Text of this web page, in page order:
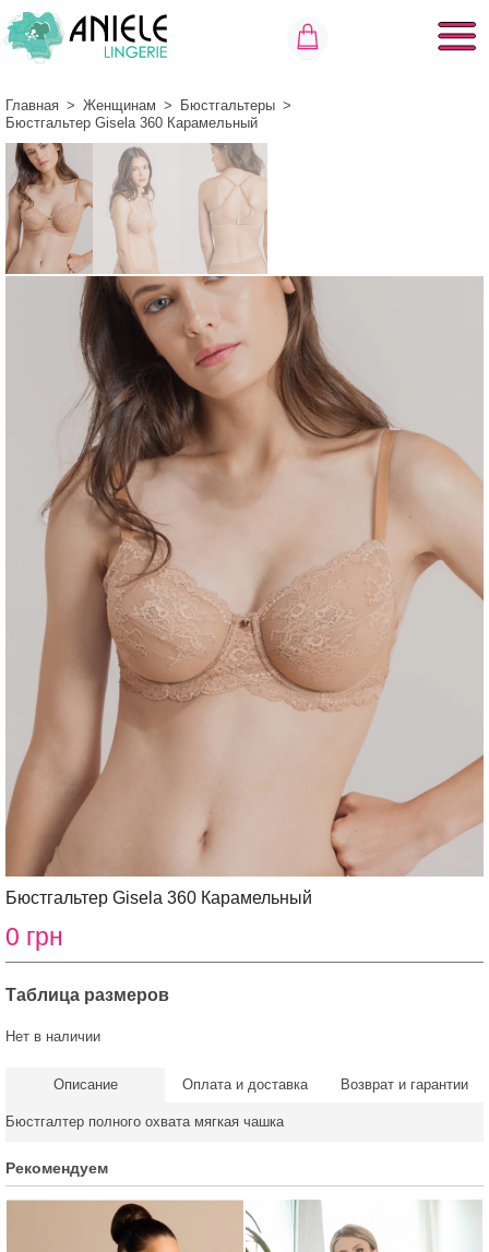
Главная > Женщинам > Бюстгальтеры >
Бюстгальтер Gisela 360 Карамельный
Бюстгальтер Gisela 360 Карамельный
0 грн
Таблица размеров
Нет в наличии
Описание Оплата и доставка Возврат и гарантии
Бюстгалтер полного охвата мягкая чашка
Рекомендуем